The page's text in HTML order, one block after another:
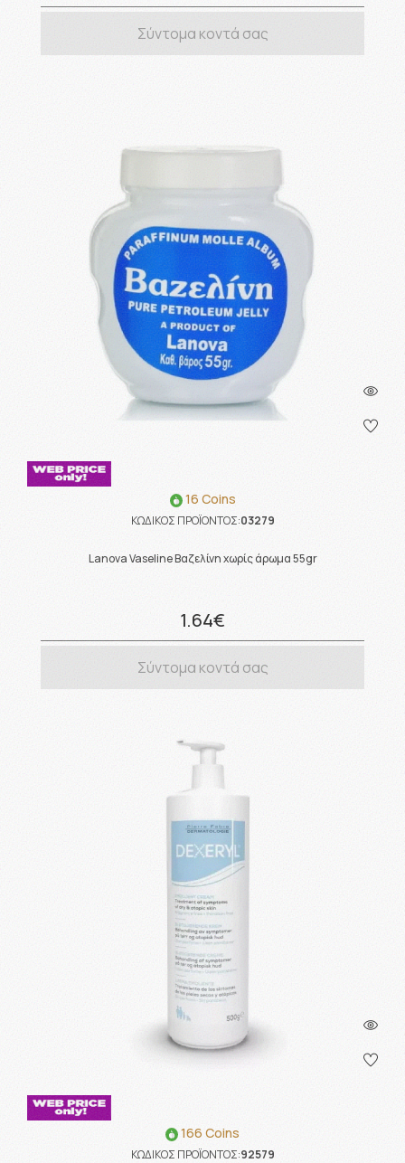
Σύντομα κοντά σας
16 Coins
ΚΩΔΙΚΟΣ ΠΡΟΪΟΝΤΟΣ:03279
Lanova Vaseline Βαζελίνη χωρίς άρωμα 55gr
1.64€
Σύντομα κοντά σας
166 Coins
ΚΩΔΙΚΟΣ ΠΡΟΪΟΝΤΟΣ:92579